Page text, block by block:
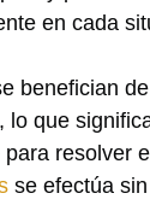
en cada
benefician
lo que
resolver
se efectúa